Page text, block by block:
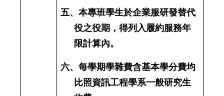
五、本專班學生於企業服研發替代
役之役期，得列入履約服務年
限計算內。
六、每學期學雜費含基本學分費均
比照資訊工程學系一般研究生